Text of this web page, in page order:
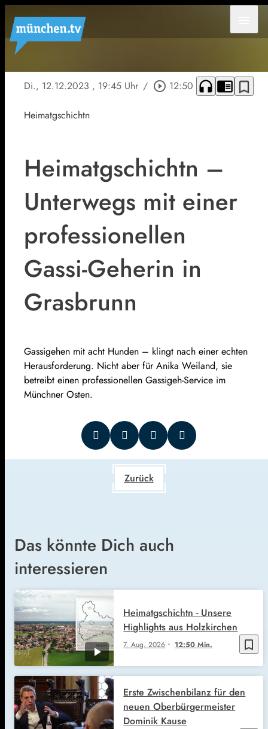
Di., 12.12.2023 , 19:45 Uhr / play_circle_outline 12:50 headphones chrome_reader_mode bookmark_border
Heimatgschichtn
Heimatgschichtn –
Unterwegs mit einer
professionellen
Gassi-Geherin in
Grasbrunn
Gassigehen mit acht Hunden – klingt nach einer echten
Herausforderung. Nicht aber für Anika Weiland, sie
betreibt einen professionellen Gassigeh-Service im
Münchner Osten.
Zurück
Das könnte Dich auch
interessieren
bookmark_border
7. Aug. 2026 12:50 Min.
Heimatgschichtn - Unsere
Highlights aus Holzkirchen
Erste Zwischenbilanz für den
neuen Oberbürgermeister
Dominik Kause